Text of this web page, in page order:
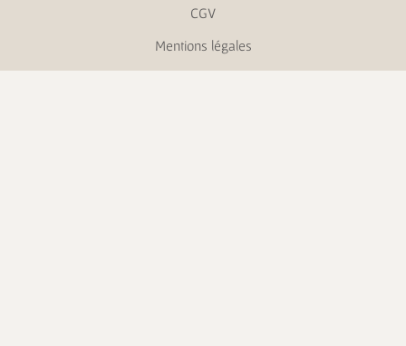
CGV
Mentions légales